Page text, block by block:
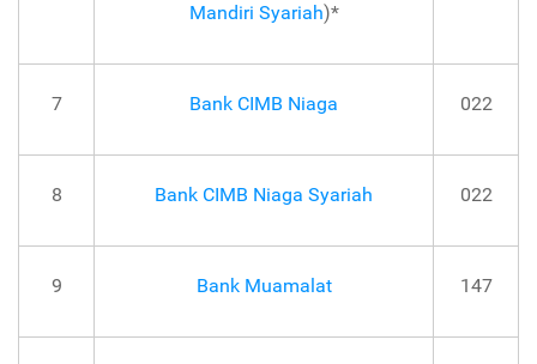
Mandiri Syariah)*
7 Bank CIMB Niaga 022
8 Bank CIMB Niaga Syariah 022
9 Bank Muamalat 147